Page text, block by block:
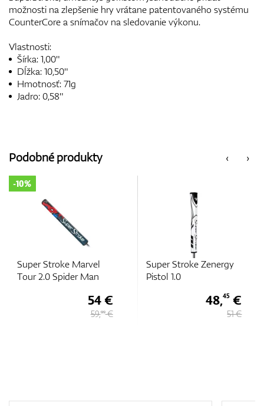
možnosti na zlepšenie hry vrátane patentovaného systému
CounterCore a snímačov na sledovanie výkonu.
Vlastnosti:
Šírka: 1,00"
Dĺžka: 10,50"
Hmotnosť: 71g
Jadro: 0,58"
‹
Podobné produkty ›
Super Stroke Marvel
Tour 2.0 Spider Man
-10%
54 €
59,99€
Super Stroke Zenergy
Pistol 1.0
48,45 €
51 €